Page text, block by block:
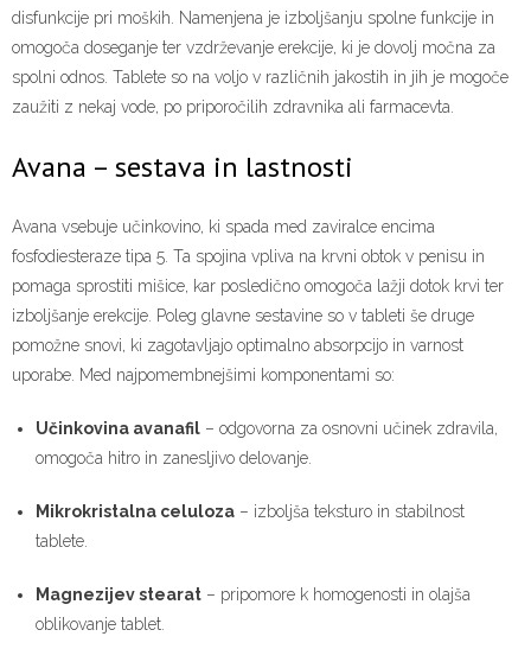
disfunkcije pri moških. Namenjena je izboljšanju spolne funkcije in
omogoča doseganje ter vzdrževanje erekcije, ki je dovolj močna za
spolni odnos. Tablete so na voljo v različnih jakostih in jih je mogoče
zaužiti z nekaj vode, po priporočilih zdravnika ali farmacevta.
Avana – sestava in lastnosti
Avana vsebuje učinkovino, ki spada med zaviralce encima
fosfodiesteraze tipa 5. Ta spojina vpliva na krvni obtok v penisu in
pomaga sprostiti mišice, kar posledično omogoča lažji dotok krvi ter
izboljšanje erekcije. Poleg glavne sestavine so v tableti še druge
pomožne snovi, ki zagotavljajo optimalno absorpcijo in varnost
uporabe. Med najpomembnejšimi komponentami so:
Učinkovina avanafil – odgovorna za osnovni učinek zdravila,
omogoča hitro in zanesljivo delovanje.
Mikrokristalna celuloza – izboljša teksturo in stabilnost
tablete.
Magnezijev stearat – pripomore k homogenosti in olajša
oblikovanje tablet.